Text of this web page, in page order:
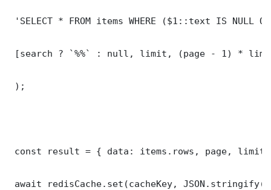
'SELECT * FROM items WHERE ($1::text IS NULL
[search ? `%%` : null, limit, (page - 1) *
);
const result = { data: items.rows, page,
await redisCache.set(cacheKey,